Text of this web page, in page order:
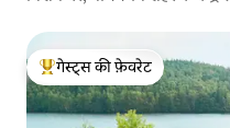
गेस्ट्स का टॉप फ़ेवरेट
गेस्ट्स की फ़ेवरेट